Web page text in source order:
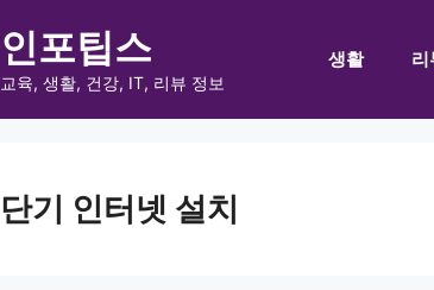
인포팁스
교육, 생활, 건강, IT, 리뷰 정보
생활 리
단기 인터넷 설치